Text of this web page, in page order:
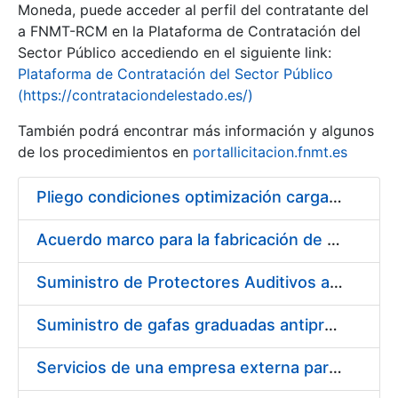
Show/Hide
Moneda, puede acceder al perfil del contratante del
a FNMT-RCM en la Plataforma de Contratación del
Sector Público accediendo en el siguiente link:
Plataforma de Contratación del Sector Público
(https://contrataciondelestado.es/)
También podrá encontrar más información y algunos
de los procedimientos en portallicitacion.fnmt.es
Pliego condiciones optimización cargas compras firmado
Acuerdo marco para la fabricación de piezas
Suministro de Protectores Auditivos a medida para las personas trabajadoras de los Centros de Trabajo de Madrid y Burgos
Suministro de gafas graduadas antiproyecciones para los trabajadores de la FNMT-RCM en los centros de trabajo de Madrid y Burgos
Servicios de una empresa externa para el asesoramiento y resolución de los recursos de alzada que se presentan relacionados con procesos de selección para la FNMT-RCM